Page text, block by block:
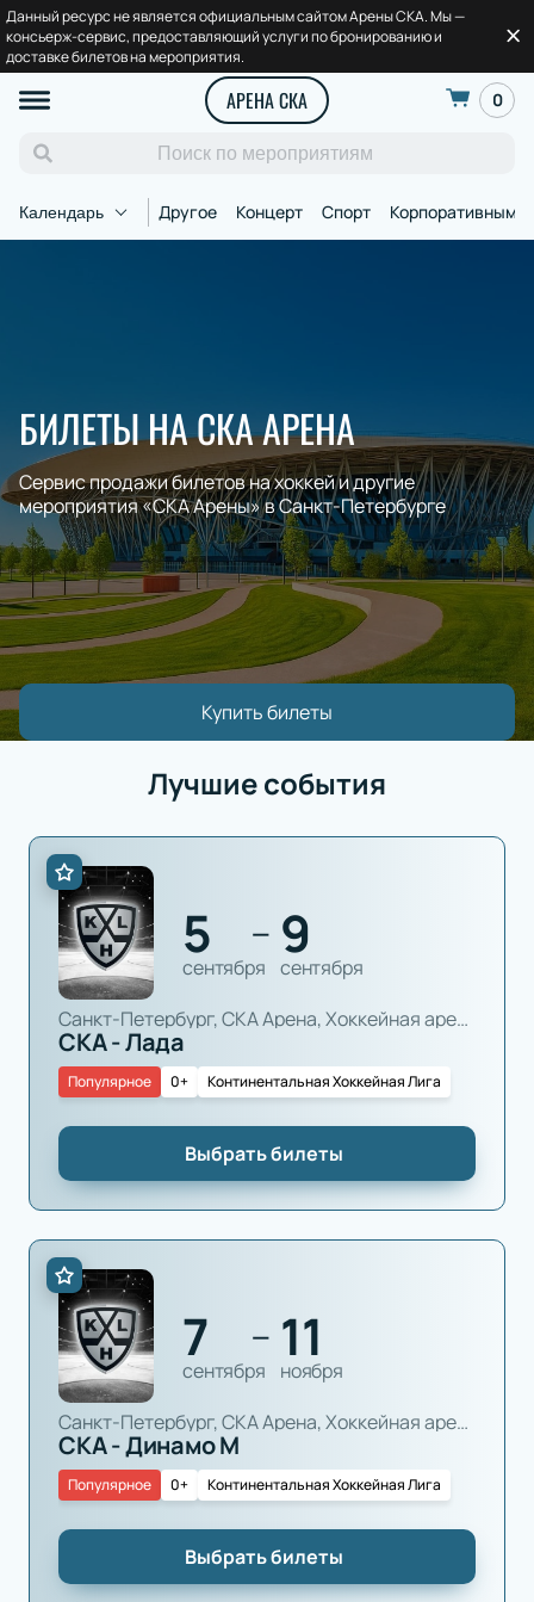
Данный ресурс не является официальным сайтом Арены СКА. Мы —
консьерж-сервис, предоставляющий услуги по бронированию и
доставке билетов на мероприятия.
АРЕНА СКА 0
Календарь Другое Концерт Спорт Корпоративным
БИЛЕТЫ НА СКА АРЕНА
Сервис продажи билетов на хоккей и другие
мероприятия «СКА Арены» в Санкт-Петербурге
Купить билеты
Лучшие события
5
сентября
— 9
сентября
Санкт-Петербург, СКА Арена, Хоккейная арена
СКА - Лада
0+ Континентальная Хоккейная Лига
Популярное
Выбрать билеты
7
сентября
— 11
ноября
Санкт-Петербург, СКА Арена, Хоккейная арена
СКА - Динамо М
0+ Континентальная Хоккейная Лига
Популярное
Выбрать билеты